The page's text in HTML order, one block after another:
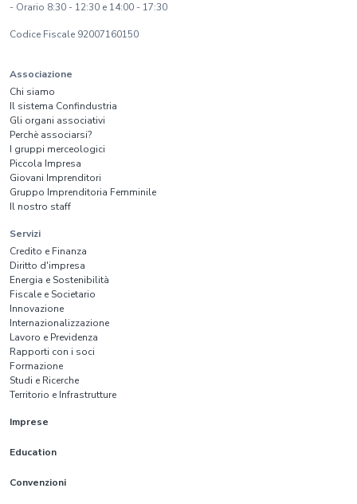
- Orario 8:30 - 12:30 e 14:00 - 17:30
Codice Fiscale 92007160150
Associazione
Chi siamo
Il sistema Confindustria
Gli organi associativi
Perchè associarsi?
I gruppi merceologici
Piccola Impresa
Giovani Imprenditori
Gruppo Imprenditoria Femminile
Il nostro staff
Servizi
Credito e Finanza
Diritto d'impresa
Energia e Sostenibilità
Fiscale e Societario
Innovazione
Internazionalizzazione
Lavoro e Previdenza
Rapporti con i soci
Formazione
Studi e Ricerche
Territorio e Infrastrutture
Imprese
Education
Convenzioni